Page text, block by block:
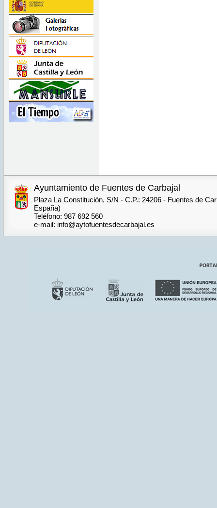
Ayuntamiento de Fuentes de Carbajal
Plaza La Constitución, S/N - C.P.: 24206 - Fuentes de
España)
Teléfono: 987 692 560
e-mail: info@aytofuentesdecarbajal.es